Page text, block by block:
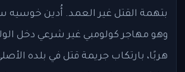
بتهمة القتل غير العمد. أُدين خوسيه
وهو مهاجر كولومبي غير شرعي دخل
هربًا، بارتكاب جريمة قتل في بلده